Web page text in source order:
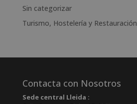
Sin categorizar
Turismo, Hostelería y Restauración
Contacta con Nosotros
Sede central Lleida :